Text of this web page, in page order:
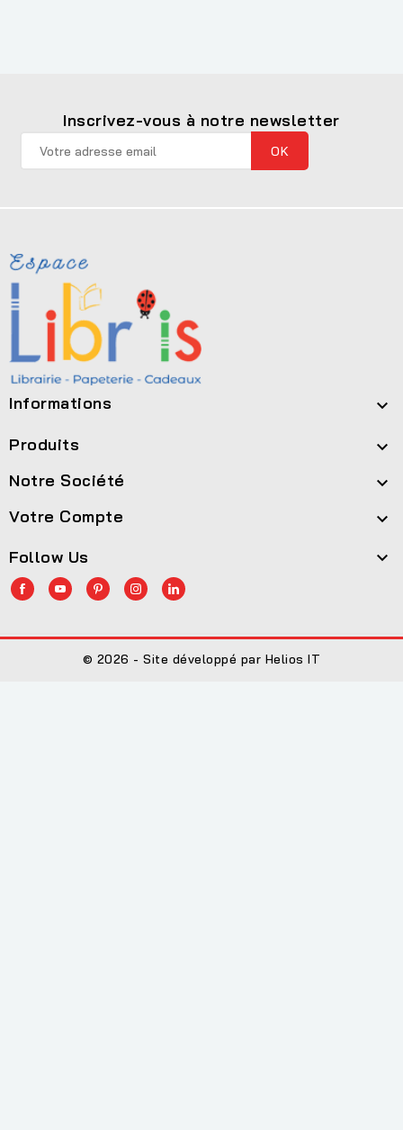
Inscrivez-vous à notre newsletter
Informations 
Produits 
Notre Société 
Votre Compte 
Follow Us 
© 2026 - Site développé par Helios IT